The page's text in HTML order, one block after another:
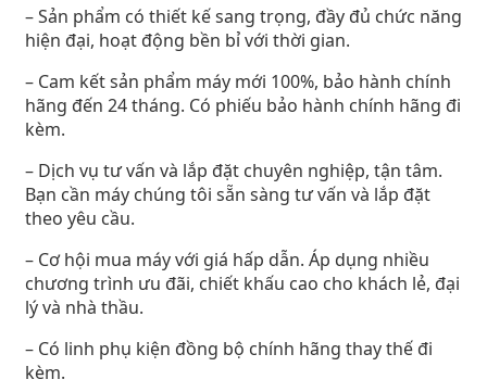
– Sản phẩm có thiết kế sang trọng, đầy đủ chức năng
hiện đại, hoạt động bền bỉ với thời gian.
– Cam kết sản phẩm máy mới 100%, bảo hành chính
hãng đến 24 tháng. Có phiếu bảo hành chính hãng đi
kèm.
– Dịch vụ tư vấn và lắp đặt chuyên nghiệp, tận tâm.
Bạn cần máy chúng tôi sẵn sàng tư vấn và lắp đặt
theo yêu cầu.
– Cơ hội mua máy với giá hấp dẫn. Áp dụng nhiều
chương trình ưu đãi, chiết khấu cao cho khách lẻ, đại
lý và nhà thầu.
– Có linh phụ kiện đồng bộ chính hãng thay thế đi
kèm.